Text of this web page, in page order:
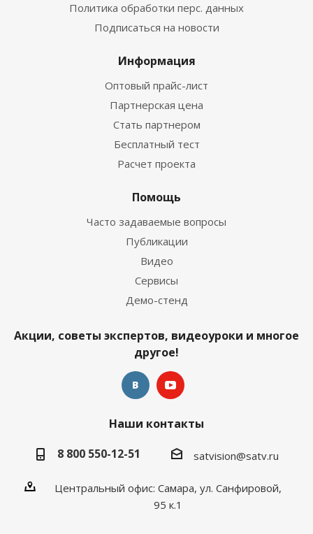
Политика обработки перс. данных
Подписаться на новости
Информация
Оптовый прайс-лист
Партнерская цена
Стать партнером
Бесплатный тест
Расчет проекта
Помощь
Часто задаваемые вопросы
Публикации
Видео
Сервисы
Демо-стенд
Акции, советы экспертов, видеоуроки и многое
другое!
Наши контакты
8 800 550-12-51
satvision@satv.ru
Центральный офис: Самара, ул. Санфировой,
95 к.1